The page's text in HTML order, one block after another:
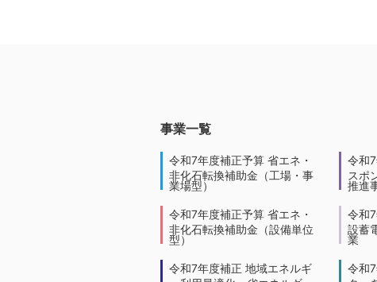
事業一覧
令和7年度補正予算 省エネ・
非化石転換補助金（工場・事
業場型）
令和7年度補正予算 省エネ・
非化石転換補助金（設備単位
型）
令和7年度補正 地域エネルギ
令和
スポ
推進
令和
設蓄
業
令和